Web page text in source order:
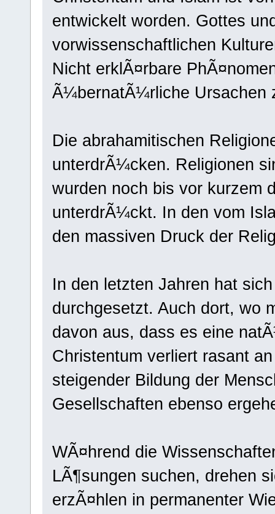
entwickelt worden. Gottes
vorwissenschaftlichen
Nicht erklÃ¤rbare
Ã¼bernatÃ¼rliche
Die abrahamitischen
unterdrÃ¼cken. Religionen
wurden noch bis vor kurzem
unterdrÃ¼ckt. In den vom
den massiven Druck der
In den letzten Jahren hat
durchgesetzt. Auch dort, wo
davon aus, dass es eine
Christentum verliert rasant
steigender Bildung der
Gesellschaften ebenso
WÃ¤hrend die
LÃ¶sungen suchen, drehen
erzÃ¤hlen in permanenter